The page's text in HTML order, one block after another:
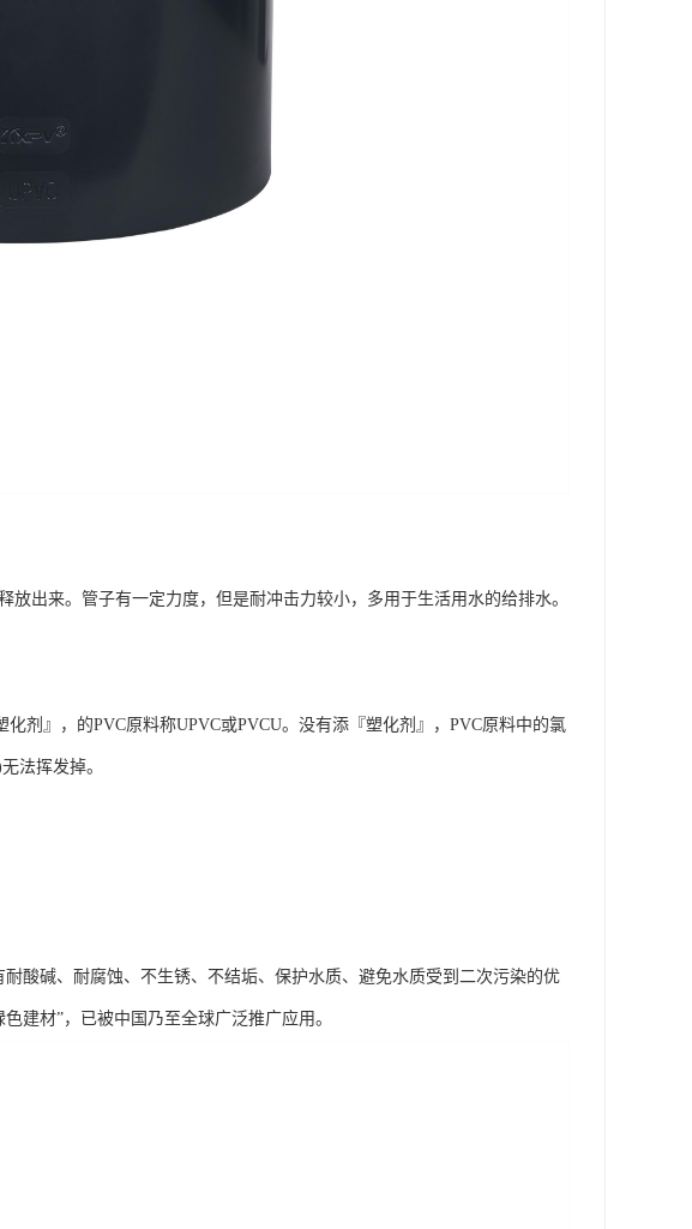
出来。管子有一定力度，但是耐冲击力较小，多用于生活用水的给排水。
剂』，的PVC原料称UPVC或PVCU。没有添『塑化剂』，PVC原料中的氯
法挥发掉。
酸碱、耐腐蚀、不生锈、不结垢、保护水质、避免水质受到二次污染的优
建材”，已被中国乃至全球广泛推广应用。